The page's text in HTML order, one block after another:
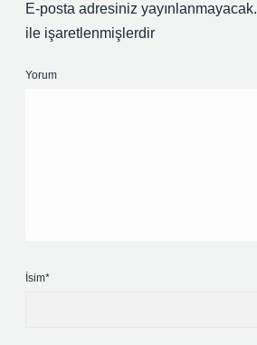
E-posta adresiniz yayınlanmayacak.
ile işaretlenmişlerdir
Yorum
İsim*